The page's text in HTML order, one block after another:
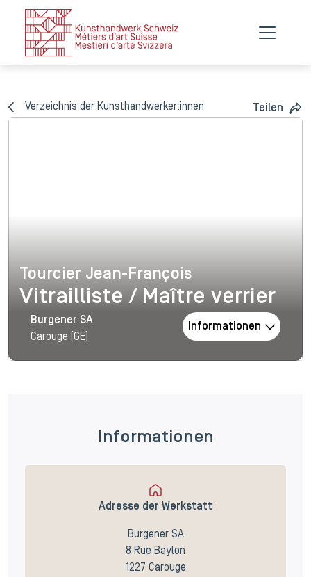
Verzeichnis der Kunsthandwerker:innen Teilen
Tourcier Jean-François
Tourcier Jean-François
Vitrailliste / Maître verrier
Burgener SA
Carouge (GE)
Informationen
Informationen
Adresse der Werkstatt
Burgener SA
8 Rue Baylon
1227 Carouge